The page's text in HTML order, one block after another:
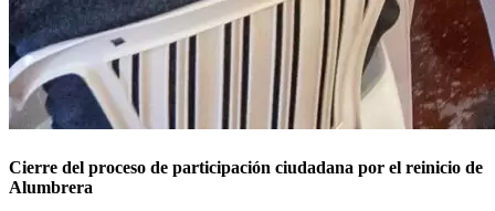
Cierre del proceso de participación ciudadana por el reinicio de
Alumbrera